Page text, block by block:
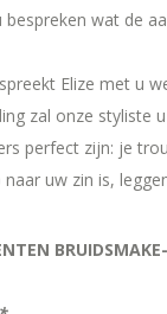
wat de
Elize met u
zal onze styliste
perfect zijn: je
uw zin is,